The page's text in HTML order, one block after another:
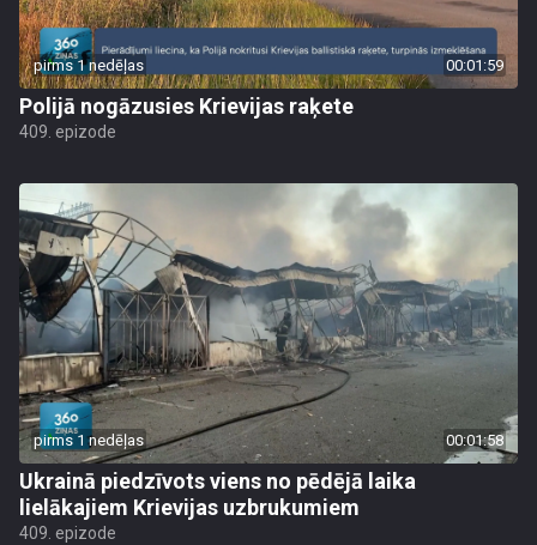
pirms 1 nedēļas 00:01:59
Polijā nogāzusies Krievijas raķete
409. epizode
pirms 1 nedēļas 00:01:58
Ukrainā piedzīvots viens no pēdējā laika
lielākajiem Krievijas uzbrukumiem
409. epizode